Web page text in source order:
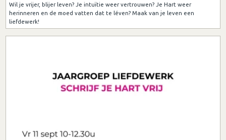
Wil je vrijer, blijer leven? Je intuïtie weer vertrouwen? Je Hart weer
herinneren en de moed vatten dat te léven? Maak van je leven een
liefdewerk!